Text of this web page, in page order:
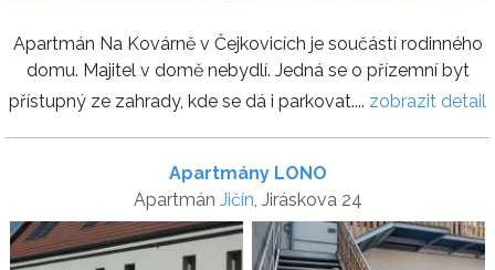
Apartmán Na Kovárně v Čejkovicích je součástí rodinného
domu. Majitel v domě nebydlí. Jedná se o přízemní byt
přístupný ze zahrady, kde se dá i parkovat.... zobrazit detail
Apartmány LONO
Apartmán Jičín, Jiráskova 24